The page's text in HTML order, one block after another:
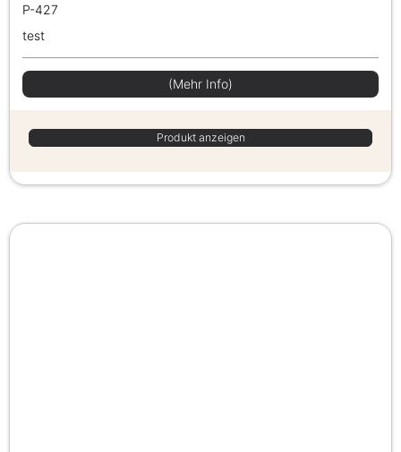
P-427
test
(Mehr Info)
Produkt anzeigen